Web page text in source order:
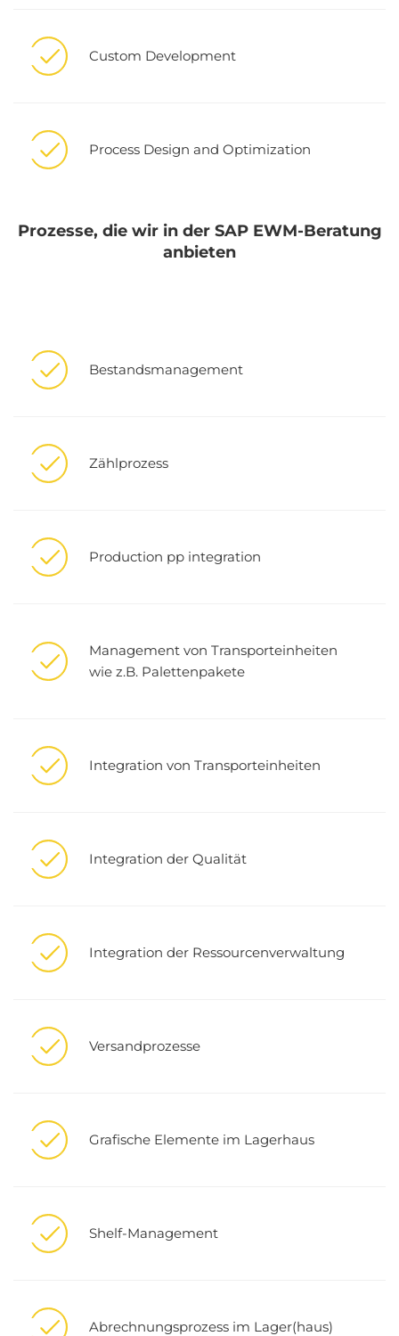
Custom Development
Process Design and Optimization
Prozesse, die wir in der SAP EWM-Beratung
anbieten
Bestandsmanagement
Zählprozess
Production pp integration
Management von Transporteinheiten
wie z.B. Palettenpakete
Integration von Transporteinheiten
Integration der Qualität
Integration der Ressourcenverwaltung
Versandprozesse
Grafische Elemente im Lagerhaus
Shelf-Management
Abrechnungsprozess im Lager(haus)